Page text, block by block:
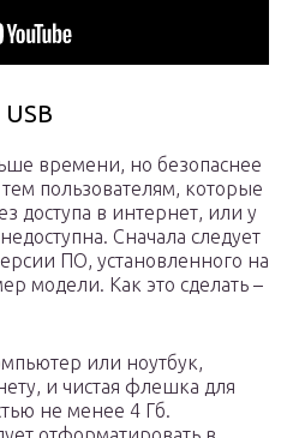
времени, но безопаснее
пользователям, которые
доступа в интернет, или у
Сначала следует
ПО, установленного на
модели. Как это сделать –
или ноутбук,
и чистая флешка для
не менее 4 Гб.